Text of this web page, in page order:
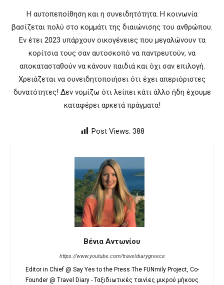
Η αυτοπεποίθηση και η συνειδητότητα. Η κοινωνία
βασίζεται πολύ στο κομμάτι της διαιώνισης του ανθρώπου.
Εν έτει 2023 υπάρχουν οικογένειες που μεγαλώνουν τα
κορίτσια τους σαν αυτοσκοπό να παντρευτούν, να
αποκατασταθούν να κάνουν παιδιά και όχι σαν επιλογή.
Χρειάζεται να συνειδητοποιήσει ότι έχει απεριόριστες
δυνατότητες! Δεν νομίζω ότι λείπει κάτι άλλο ήδη έχουμε
καταφέρει αρκετά πράγματα!
Post Views: 388
Βένια Αντωνίου
https://www.youtube.com/traveldiarygreece
Editor in Chief @ Say Yes to the Press The FUNmily Project, Co-
Founder @ Travel Diary - Ταξιδιωτικές ταινίες μικρού μήκους